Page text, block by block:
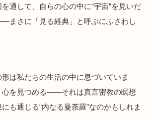
通して、自らの心の中に“宇宙”を見いだ
まさに「見る経典」と呼ぶにふさわし
は私たちの生活の中に息づいていま
心を見つめる——それは真言密教の瞑想
も通じる“内なる曼荼羅”なのかもしれま